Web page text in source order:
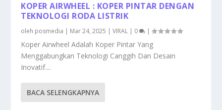
KOPER AIRWHEEL : KOPER PINTAR DENGAN
TEKNOLOGI RODA LISTRIK
oleh posmedia | Mar 24, 2025 |VIRAL | 0 |
Koper Airwheel Adalah Koper Pintar Yang
Menggabungkan Teknologi Canggih Dan Desain
Inovatif....
BACA SELENGKAPNYA